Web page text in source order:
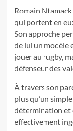
Romain
qui portent en
Son approche
de lui un modèle
jouer au rugby,
défenseur des
À travers son
plus qu’un
détermination et
effectivement